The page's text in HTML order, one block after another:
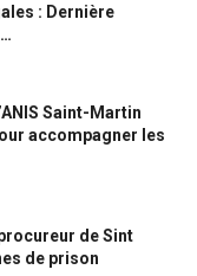
: Dernière
Saint-Martin
accompagner les
de Sint
de prison